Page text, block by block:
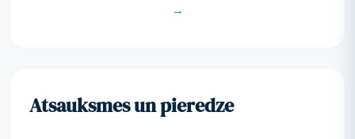
→
Atsauksmes un pieredze